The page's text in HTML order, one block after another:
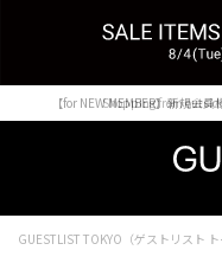
Shopping from
【for NEW MEMBER】新規
GUESTLIST TOKYO（ゲストリスト